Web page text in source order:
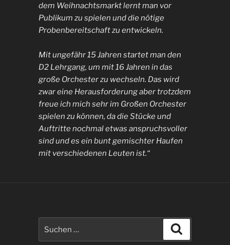
dem Weihnachtsmarkt lernt man vor
Publikum zu spielen und die nötige
Probenbereitschaft zu entwickeln.
Mit ungefähr 15 Jahren startet man den
D2 Lehrgang, um mit 16 Jahren in das
große Orchester zu wechseln. Das wird
zwar eine Herausforderung aber trotzdem
freue ich mich sehr im Großen Orchester
spielen zu können, da die Stücke und
Auftritte nochmal etwas anspruchsvoller
sind und es ein bunt gemischter Haufen
mit verschiedenen Leuten ist.“